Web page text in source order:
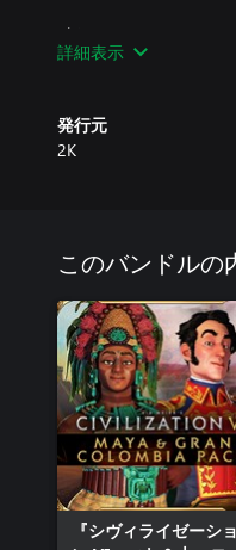
*新しいゲームモード
要です。
ゲームモードには新ユ
限定ボーナス: 「セオ
ド・メディシス パーソ
『シヴィライゼーショ
を導きます！ "ラフラ
級資源を使って文化と
気指導者の新しいモデ
性格に合わせて、アジ
ィア・パス ～新たな世
ます。
詳細表示
発行元
2K
このバンドルの
『シヴィライゼーショ